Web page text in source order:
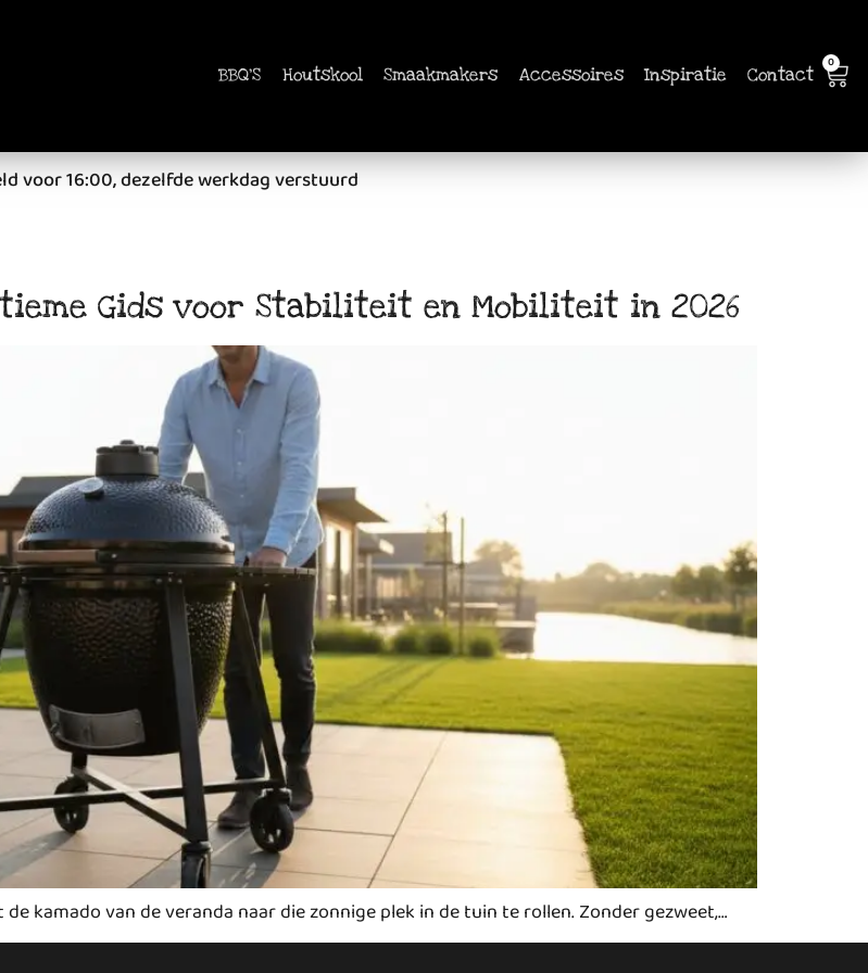
BBQ'S Houtskool Smaakmakers Accessoires Inspiratie Contact
0
voor 16:00, dezelfde werkdag verstuurd
Gids voor Stabiliteit en Mobiliteit in 2026
kamado van de veranda naar die zonnige plek in de tuin te rollen. Zonder gezweet,…